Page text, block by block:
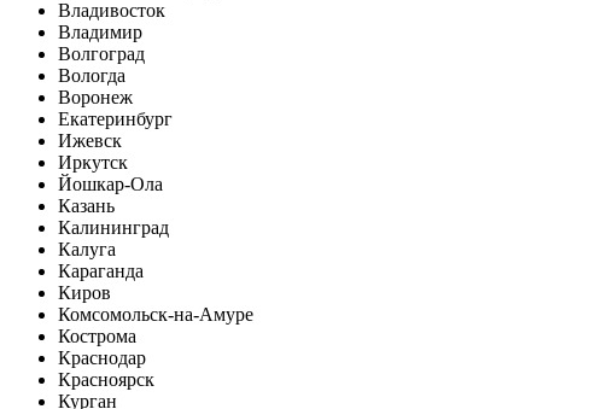
Владивосток
Владимир
Волгоград
Вологда
Воронеж
Екатеринбург
Ижевск
Иркутск
Йошкар-Ола
Казань
Калининград
Калуга
Караганда
Киров
Комсомольск-на-Амуре
Кострома
Краснодар
Красноярск
Курган